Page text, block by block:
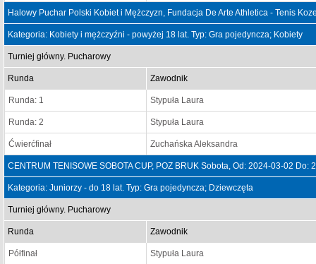
Halowy Puchar Polski Kobiet i Mężczyzn, Fundacja De Arte Athletica - Tenis
Kategoria: Kobiety i mężczyźni - powyżej 18 lat. Typ: Gra pojedyncza; Kobiety
Turniej główny. Pucharowy
Runda Zawodnik
Runda: 1 Stypuła Laura
Runda: 2 Stypuła Laura
Ćwierćfinał Zuchańska Aleksandra
CENTRUM TENISOWE SOBOTA CUP, POZ BRUK Sobota, Od: 2024-03-02 Do:
Kategoria: Juniorzy - do 18 lat. Typ: Gra pojedyncza; Dziewczęta
Turniej główny. Pucharowy
Runda Zawodnik
Półfinał Stypuła Laura